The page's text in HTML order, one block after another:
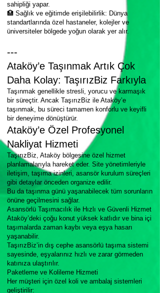
sahipliği yapar.
🏥 Sağlık ve eğitimde erişilebilirlik: Dünya
standartlarında özel hastaneler, kolejler ve
üniversiteler bölgede yoğun olarak yer alır.
---
Ataköy’e Taşınmak Artık Çok
Daha Kolay: TaşırızBiz Farkıyla
Taşınmak genellikle stresli, yorucu ve karmaşık
bir süreçtir. Ancak TaşırızBiz ile Ataköy’e
taşınmak, bu süreci tamamen konforlu ve keyifli
bir deneyime dönüştürür.
Ataköy’e Özel Profesyonel
Nakliyat Hizmeti
TaşırızBiz, Ataköy bölgesine özel hizmet
planlamalarıyla hareket eder. Site yönetimleriyle
iletişim, taşıma izinleri, asansör kurulum süreçleri
gibi detaylar önceden organize edilir.
Bu da taşınma günü yaşanabilecek tüm sorunların
önüne geçilmesini sağlar.
Asansörlü Taşımacılık ile Hızlı ve Güvenli Hizmet
Ataköy’deki çoğu konut yüksek katlıdır ve bina içi
taşımalarda zaman kaybı veya eşya hasarı
yaşanabilir.
TaşırızBiz’in dış cephe asansörlü taşıma sistemi
sayesinde, eşyalarınız hızlı ve zarar görmeden
katınıza ulaştırılır.
Paketleme ve Kolileme Hizmeti
Her müşteri için özel koli ve ambalaj sistemleri
geliştirilir: